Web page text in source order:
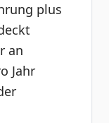
plus
an
Jahr